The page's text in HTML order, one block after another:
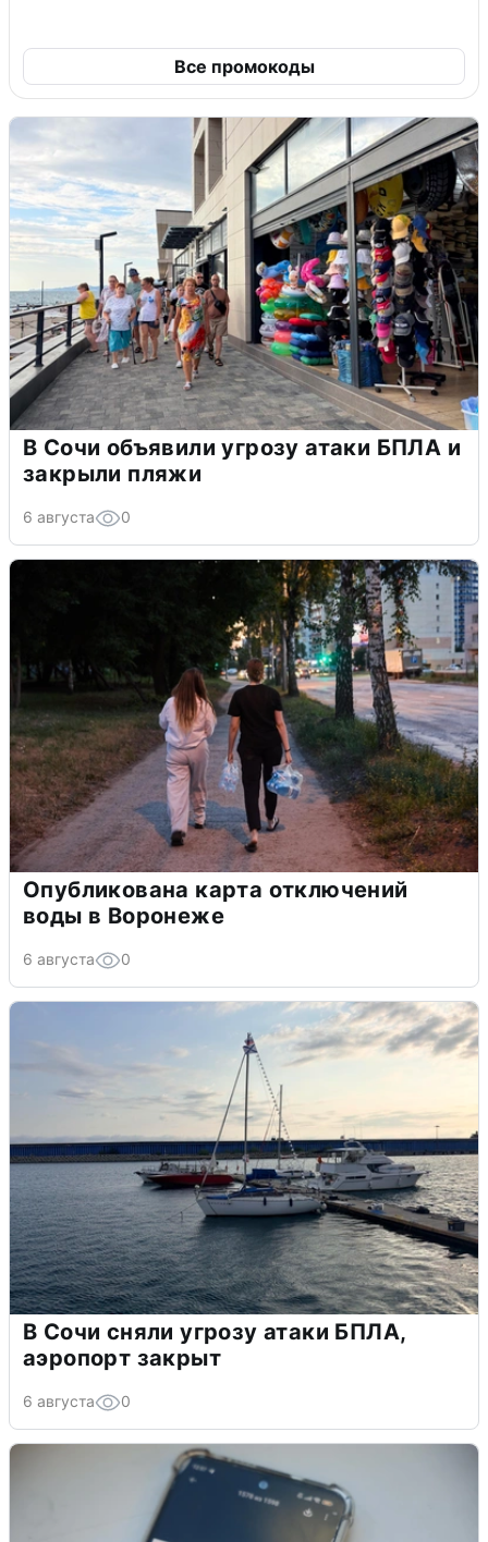
Все промокоды
В Сочи объявили угрозу атаки БПЛА и
закрыли пляжи
6 августа 0
Опубликована карта отключений
воды в Воронеже
6 августа 0
В Сочи сняли угрозу атаки БПЛА,
аэропорт закрыт
6 августа 0